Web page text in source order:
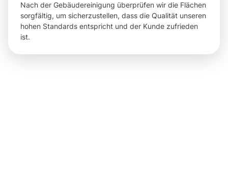
Nach der Gebäudereinigung überprüfen wir die Flächen
sorgfältig, um sicherzustellen, dass die Qualität unseren
hohen Standards entspricht und der Kunde zufrieden
ist.